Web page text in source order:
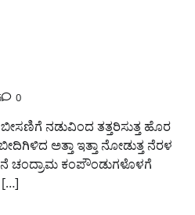
0
ನಡುವಿಂದ ತತ್ತರಿಸುತ್ತ ಹೊರ
ಅತ್ತಾ ಇತ್ತಾ ನೋಡುತ್ತ ನೆರಳ
ಚಂದ್ರಾಮ ಕಂಪೌಂಡುಗಳೊಳಗೆ
[…]